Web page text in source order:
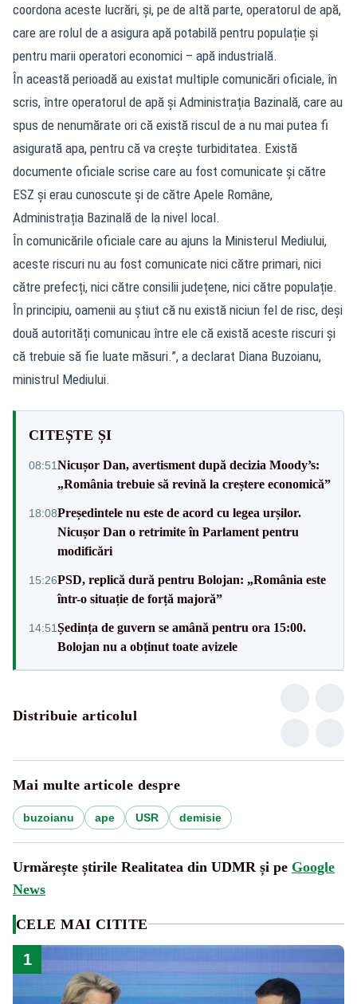
coordona aceste lucrări, și, pe de altă parte, operatorul de apă,
care are rolul de a asigura apă potabilă pentru populație și
pentru marii operatori economici – apă industrială.
În această perioadă au existat multiple comunicări oficiale, în
scris, între operatorul de apă și Administrația Bazinală, care au
spus de nenumărate ori că există riscul de a nu mai putea fi
asigurată apa, pentru că va crește turbiditatea. Există
documente oficiale scrise care au fost comunicate și către
ESZ și erau cunoscute și de către Apele Române,
Administrația Bazinală de la nivel local.
În comunicările oficiale care au ajuns la Ministerul Mediului,
aceste riscuri nu au fost comunicate nici către primari, nici
către prefecți, nici către consilii județene, nici către populație.
În principiu, oamenii au știut că nu există niciun fel de risc, deși
două autorități comunicau între ele că există aceste riscuri și
că trebuie să fie luate măsuri.”, a declarat Diana Buzoianu,
ministrul Mediului.
CITEȘTE ȘI
08:51Nicușor Dan, avertisment după decizia Moody’s:
„România trebuie să revină la creștere economică”
18:08Președintele nu este de acord cu legea urșilor.
Nicușor Dan o retrimite în Parlament pentru
modificări
15:26PSD, replică dură pentru Bolojan: „România este
într-o situație de forță majoră”
14:51Ședința de guvern se amână pentru ora 15:00.
Bolojan nu a obținut toate avizele
Distribuie articolul
Mai multe articole despre
buzoianu ape USR demisie
Urmărește știrile Realitatea din UDMR și pe Google
News
CELE MAI CITITE
1